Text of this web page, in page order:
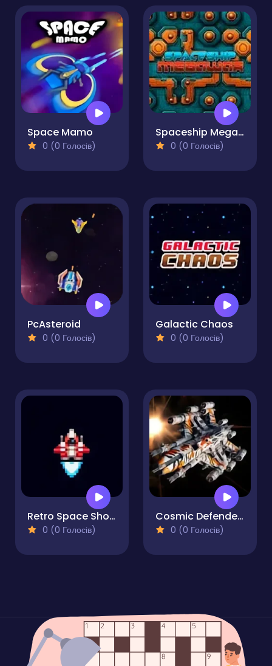
Space Mamo
0 (0 Голосів)
Spaceship Mega War
0 (0 Голосів)
PcAsteroid
0 (0 Голосів)
Galactic Chaos
0 (0 Голосів)
Retro Space Shooter
0 (0 Голосів)
Cosmic Defender Space Assault
0 (0 Голосів)